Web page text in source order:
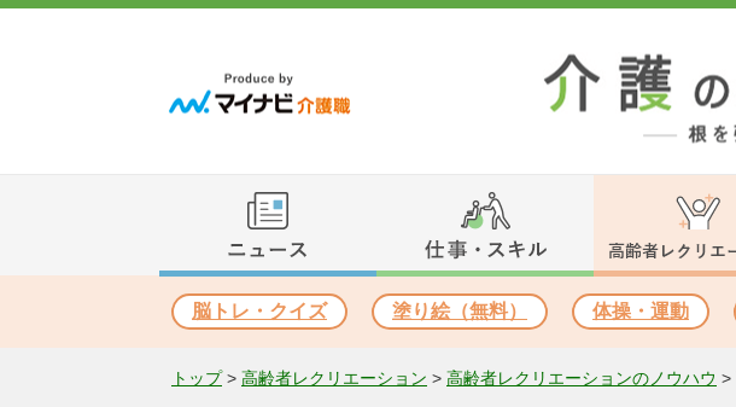
脳トレ・クイズ 塗り絵（無料） 体操・運動
トップ> 高齢者レクリエーション > 高齢者レクリエーションのノウハウ >